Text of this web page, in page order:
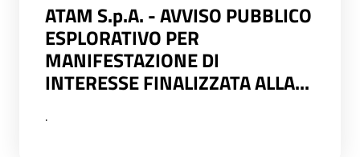
ATAM S.p.A. - AVVISO PUBBLICO
ESPLORATIVO PER
MANIFESTAZIONE DI
INTERESSE FINALIZZATA ALLA...
.